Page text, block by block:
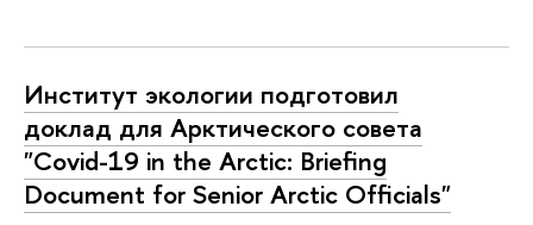
Институт экологии подготовил
доклад для Арктического совета
"Covid-19 in the Arctic: Briefing
Document for Senior Arctic Officials"